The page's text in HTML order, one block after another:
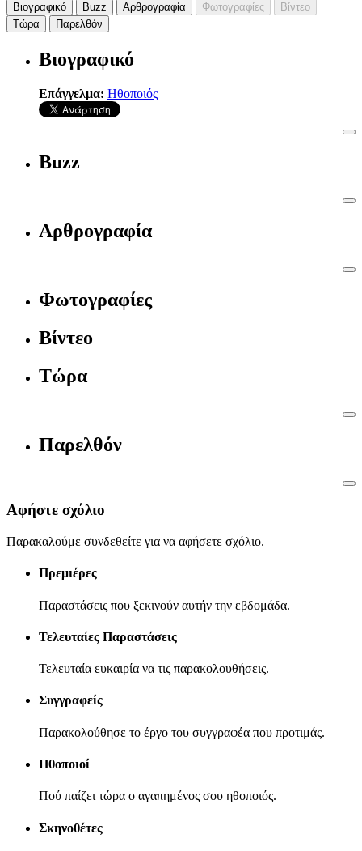
Βιογραφικό Buzz Αρθρογραφία Φωτογραφίες
Βίντεο
Τώρα
Παρελθόν
Βιογραφικό
Επάγγελμα: Ηθοποιός
Buzz
Αρθρογραφία
Φωτογραφίες
Βίντεο
Τώρα
Παρελθόν
Αφήστε σχόλιο
Παρακαλούμε συνδεθείτε για να αφήσετε σχόλιο.
Πρεμιέρες
Παραστάσεις που ξεκινούν αυτήν την εβδομάδα.
Τελευταίες Παραστάσεις
Τελευταία ευκαιρία να τις παρακολουθήσεις.
Συγγραφείς
Παρακολούθησε το έργο του συγγραφέα που προτιμάς.
Ηθοποιοί
Πού παίζει τώρα ο αγαπημένος σου ηθοποιός.
Σκηνοθέτες